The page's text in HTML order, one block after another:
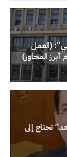
(العمل
المحاور)
تحتاج إلى